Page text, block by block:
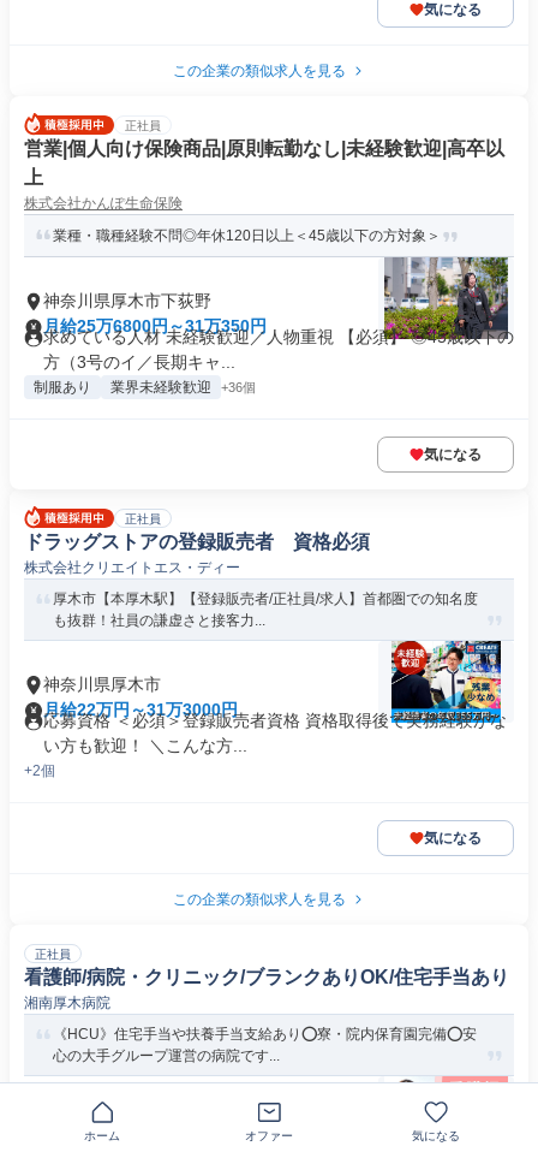
気になる
この企業の類似求人を見る
正社員
営業|個人向け保険商品|原則転勤なし|未経験歓迎|高卒以
上
株式会社かんぽ生命保険
業種・職種経験不問◎年休120日以上＜45歳以下の方対象＞
神奈川県厚木市下荻野
月給25万6800円～31万350円
求めている人材 未経験歓迎／人物重視 【必須】 ◎45歳以下の
方（3号のイ／長期キャ...
制服あり 業界未経験歓迎 +36個
気になる
正社員
ドラッグストアの登録販売者 資格必須
株式会社クリエイトエス・ディー
厚木市【本厚木駅】【登録販売者/正社員/求人】首都圏での知名度
も抜群！社員の謙虚さと接客力...
神奈川県厚木市
月給22万円～31万3000円
応募資格 ＜必須＞登録販売者資格 資格取得後で実務経験がな
い方も歓迎！ ＼こんな方...
+2個
気になる
この企業の類似求人を見る
正社員
看護師/病院・クリニック/ブランクありOK/住宅手当あり
湘南厚木病院
《HCU》住宅手当や扶養手当支給あり⭕寮・院内保育園完備⭕安
心の大手グループ運営の病院です...
神奈川県厚木市温水
月給31万1978円
ホーム オファー 気になる